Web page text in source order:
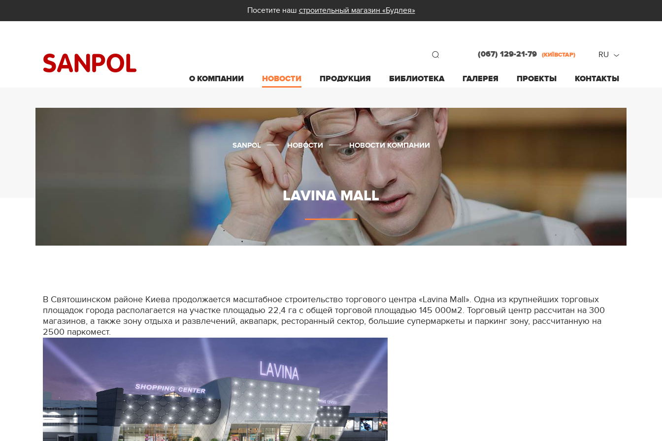
Посетите наш строительный магазин «Будлея»
О КОМПАНИИ НОВОСТИ ПРОДУКЦИЯ БИБЛИОТЕКА ГАЛЕРЕЯ ПРОЕКТЫ КОНТАКТЫ
(067) 129-21-79 (КИЇВСТАР)
RU
ua
LAVINA MALL
SANPOL НОВОСТИ НОВОСТИ КОМПАНИИ
В Святошинском районе Киева продолжается масштабное строительство торгового центра «Lavina Mall». Одна из крупнейших торговых
площадок города располагается на участке площадью 22,4 га с общей торговой площадью 145 000м2. Торговый центр рассчитан на 300
магазинов, а также зону отдыха и развлечений, аквапарк, ресторанный сектор, большие супермаркеты и паркинг зону, рассчитанную на
2500 паркомест.